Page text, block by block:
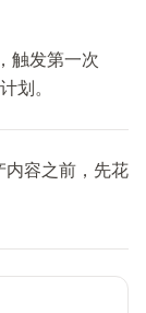
触发第一次
划。
容之前，先花